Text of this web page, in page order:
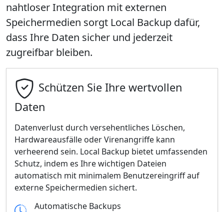
nahtloser Integration mit externen
Speichermedien sorgt Local Backup dafür,
dass Ihre Daten sicher und jederzeit
zugreifbar bleiben.
Schützen Sie Ihre wertvollen
Daten
Datenverlust durch versehentliches Löschen,
Hardwareausfälle oder Virenangriffe kann
verheerend sein. Local Backup bietet umfassenden
Schutz, indem es Ihre wichtigen Dateien
automatisch mit minimalem Benutzereingriff auf
externe Speichermedien sichert.
Automatische Backups